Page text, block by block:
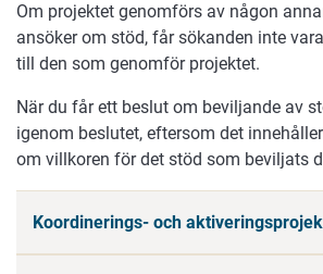
Om projektet genomförs av någon
ansöker om stöd, får sökanden inte
till den som genomför projektet.
När du får ett beslut om beviljande av
igenom beslutet, eftersom det
om villkoren för det stöd som beviljats
Koordinerings- och